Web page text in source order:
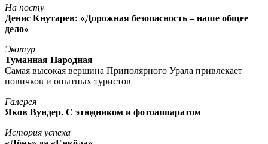
На посту
Денис Кнутарев: «Дорожная безопасность – наше общее
дело»
Экотур
Туманная Народная
Самая высокая вершина Приполярного Урала привлекает
новичков и опытных туристов
Галерея
Яков Вундер. С этюдником и фотоаппаратом
История успеха